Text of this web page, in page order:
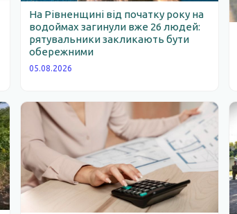
На Рівненщині від початку року на
водоймах загинули вже 26 людей:
рятувальники закликають бути
обережними
05.08.2026